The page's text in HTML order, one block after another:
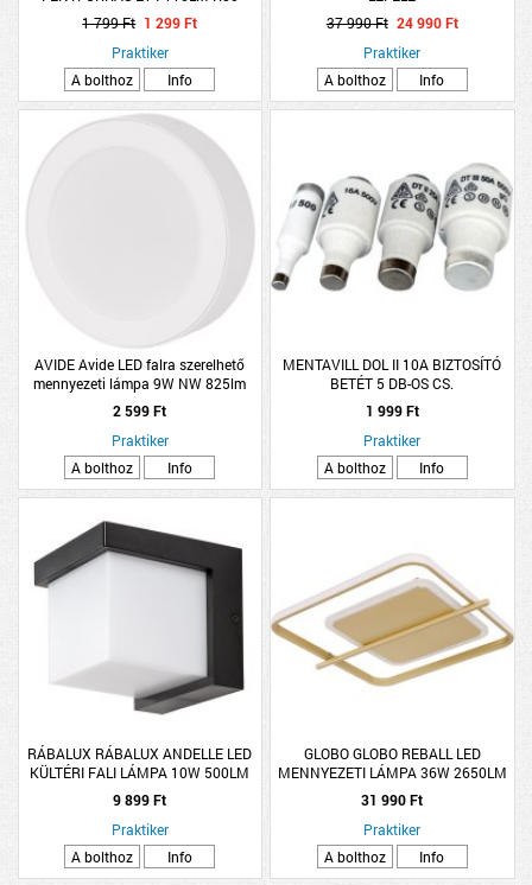
1 799 Ft 1 299 Ft
Praktiker
A bolthoz
Info
37 990 Ft 24 990 Ft
Praktiker
A bolthoz
Info
AVIDE Avide LED falra szerelhető
mennyezeti lámpa 9W NW 825lm
4000K IP20 D:12,5cm
2 599 Ft
Praktiker
A bolthoz
Info
MENTAVILL DOL II 10A BIZTOSÍTÓ
BETÉT 5 DB-OS CS.
1 999 Ft
Praktiker
A bolthoz
Info
RÁBALUX RÁBALUX ANDELLE LED
KÜLTÉRI FALI LÁMPA 10W 500LM
3000K IP54 11,5X11,5CM FEKETE
9 899 Ft
Praktiker
A bolthoz
Info
GLOBO GLOBO REBALL LED
MENNYEZETI LÁMPA 36W 2650LM
3000K IP20 NÉGYZETES 40X36CM
ARANY SZÍN
31 990 Ft
Praktiker
A bolthoz
Info